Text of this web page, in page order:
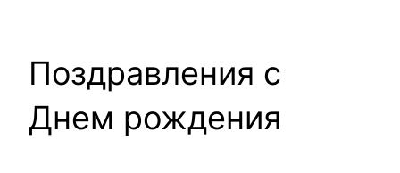
Поздравления с
Днем рождения